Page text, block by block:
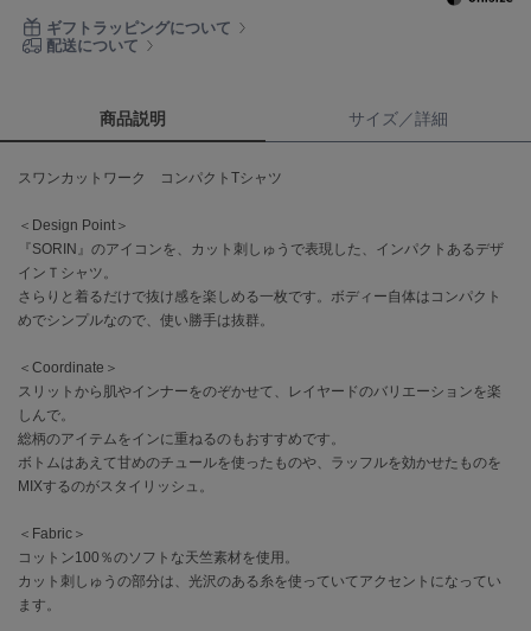
CELFORD
セルフォード
クラークス
CODE A
コードエー
COLE HAAN
コール ハーン
CONVERSE
DANSKIN
ダンスキン
EIMY ISTOIRE
ギフトラッピングについて
配送について
商品説明 サイズ／詳細
スワンカットワーク コンパクトTシャツ
＜Design Point＞
『SORIN』のアイコンを、カット刺しゅうで表現した、インパクトあるデザ
インＴシャツ。
さらりと着るだけで抜け感を楽しめる一枚です。ボディー自体はコンパクト
めでシンプルなので、使い勝手は抜群。
＜Coordinate＞
スリットから肌やインナーをのぞかせて、レイヤードのバリエーションを楽
しんで。
総柄のアイテムをインに重ねるのもおすすめです。
ボトムはあえて甘めのチュールを使ったものや、ラッフルを効かせたものを
MIXするのがスタイリッシュ。
＜Fabric＞
コットン100％のソフトな天竺素材を使用。
カット刺しゅうの部分は、光沢のある糸を使っていてアクセントになってい
ます。